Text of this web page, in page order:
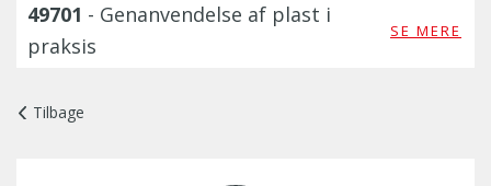
49701 - Genanvendelse af plast i
praksis
SE MERE
Tilbage